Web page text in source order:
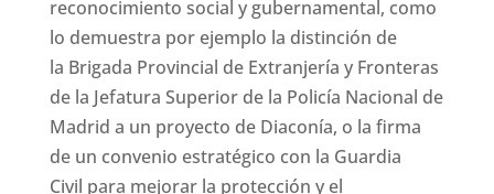
reconocimiento social y gubernamental, como
lo demuestra por ejemplo la distinción de
la Brigada Provincial de Extranjería y Fronteras
de la Jefatura Superior de la Policía Nacional de
Madrid a un proyecto de Diaconía, o la firma
de un convenio estratégico con la Guardia
Civil para mejorar la protección y el